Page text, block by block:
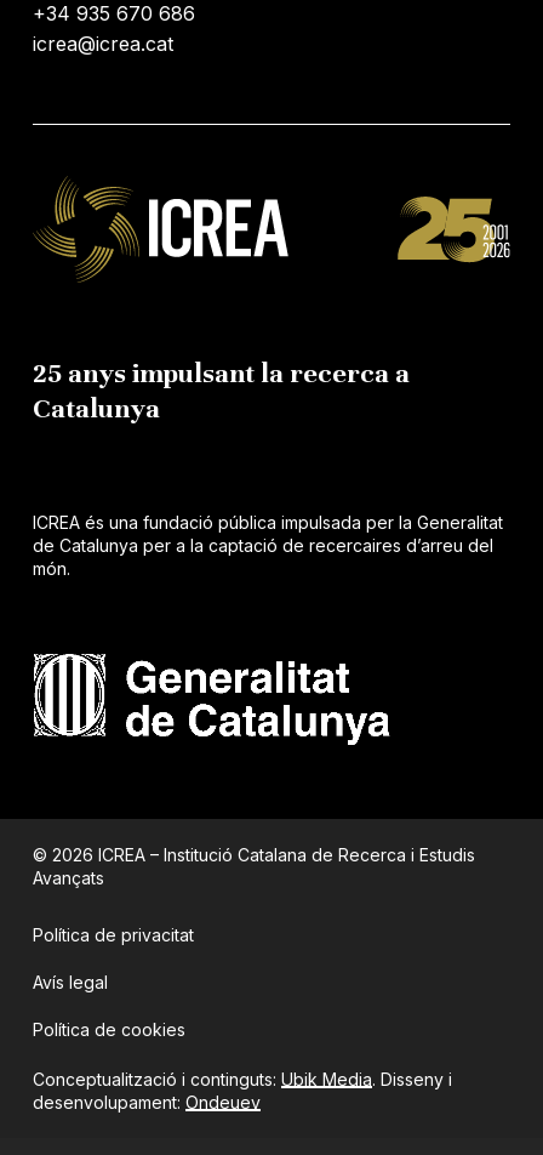
+34 935 670 686
icrea@icrea.cat
25 anys impulsant la recerca a
Catalunya
ICREA és una fundació pública impulsada per la Generalitat
de Catalunya per a la captació de recercaires d’arreu del
món.
© 2026 ICREA – Institució Catalana de Recerca i Estudis
Avançats
Política de privacitat
Avís legal
Política de cookies
Conceptualització i continguts: Ubik Media. Disseny i
desenvolupament: Ondeuev